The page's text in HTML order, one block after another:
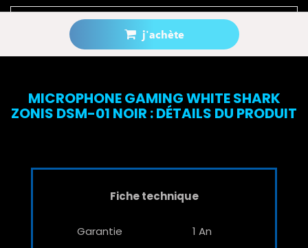
j'achète
Prévenez-moi lorsque le produit est disponible
MICROPHONE GAMING WHITE SHARK
ZONIS DSM-01 NOIR : DÉTAILS DU PRODUIT
Fiche technique
Garantie 1 An